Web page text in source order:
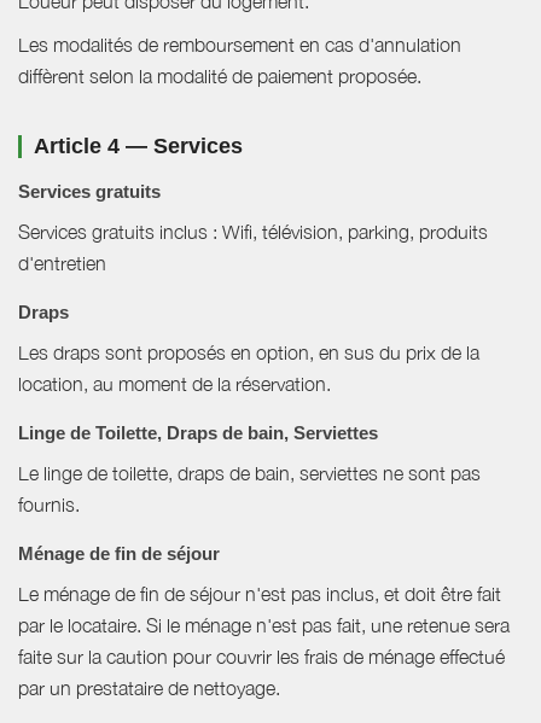
Les modalités de remboursement en cas d'annulation
diffèrent selon la modalité de paiement proposée.
Article 4 — Services
Services gratuits
Services gratuits inclus : Wifi, télévision, parking, produits
d'entretien
Draps
Les draps sont proposés en option, en sus du prix de la
location, au moment de la réservation.
Linge de Toilette, Draps de bain, Serviettes
Le linge de toilette, draps de bain, serviettes ne sont pas
fournis.
Ménage de fin de séjour
Le ménage de fin de séjour n'est pas inclus, et doit être fait
par le locataire. Si le ménage n'est pas fait, une retenue sera
faite sur la caution pour couvrir les frais de ménage effectué
par un prestataire de nettoyage.